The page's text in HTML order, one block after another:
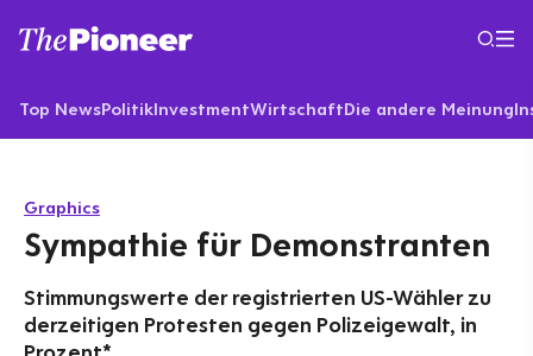
Top NewsPolitikInvestmentWirtschaftDie andere Meinung
Graphics
Sympathie für Demonstranten
Stimmungswerte der registrierten US-Wähler zu
derzeitigen Protesten gegen Polizeigewalt, in